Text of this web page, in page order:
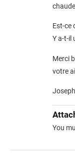
Est-ce
Y a-t-il
Merci
votre
You